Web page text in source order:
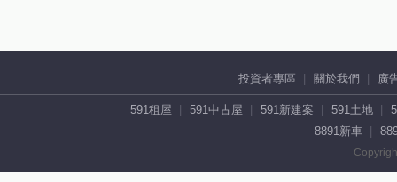
投資者專區 關於我們 廣
591租屋 591中古屋 591新建案 591土地
8891新車